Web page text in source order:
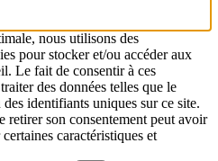
nous utilisons des
pour stocker et/ou accéder aux
Le fait de consentir à ces
des données telles que le
identifiants uniques sur ce site.
retirer son consentement peut avoir
caractéristiques et